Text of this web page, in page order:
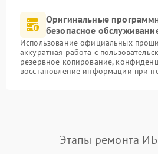
Оригинальные
безопасное
Использование официальных
аккуратная работа с
резервное копирование,
восстановление информации при
Этапы ремонта